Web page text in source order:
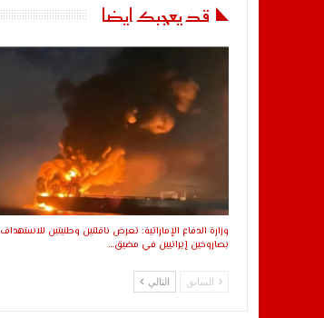
قد يعجبك ايضا
وزارة الدفاع الإماراتية: تعرض ناقلتين وطنيتين للاستهداف
بصاروخين إيرانيين في مضيق…
السابق التالي